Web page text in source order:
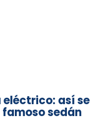
así se
sedán